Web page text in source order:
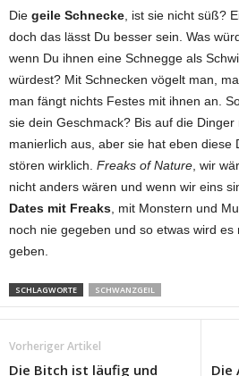
Die geile Schnecke, ist sie nicht süß?
doch das lässt Du besser sein. Was
wenn Du ihnen eine Schnegge als
würdest? Mit Schnecken vögelt man,
man fängt nichts Festes mit ihnen an.
sie dein Geschmack? Bis auf die
manierlich aus, aber sie hat eben diese
stören wirklich. Freaks of Nature, wir
nicht anders wären und wenn wir eins
Dates mit Freaks, mit Monstern und
noch nie gegeben und so etwas wird
geben.
SCHLAGWORTE SCHWANZGEIL
Vorheriger Artikel
Die Bitch ist läufig und Die